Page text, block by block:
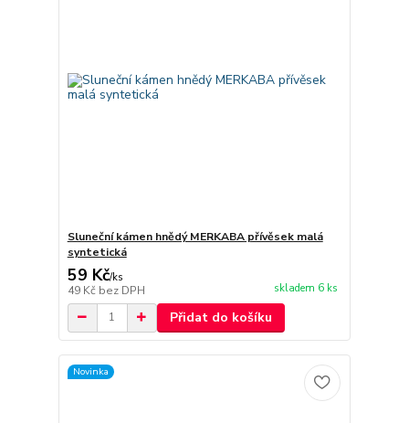
Sluneční kámen hnědý MERKABA přívěsek malá
syntetická
59 Kč/ks
49 Kč bez DPH skladem 6 ks
Přidat do košíku
Novinka